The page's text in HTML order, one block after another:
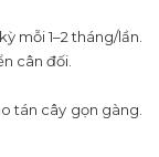
mỗi 1–2 tháng/lần.
cân đối.
tán cây gọn gàng.